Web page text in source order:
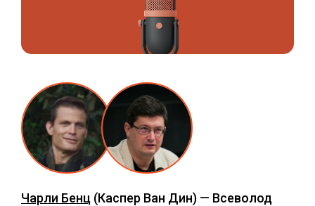
Чарли Бенц (Каспер Ван Дин) — Всеволод